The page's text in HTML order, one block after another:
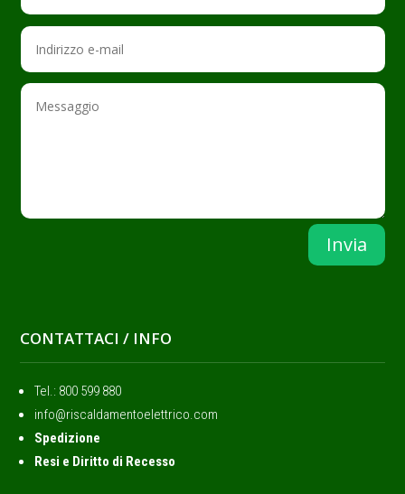
Invia
CONTATTACI / INFO
Tel.: ‭800 599 880
info@riscaldamentoelettrico.com
Spedizione
Resi e Diritto di Recesso